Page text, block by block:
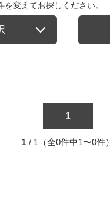
変えてお探しください。
1
1 / 1（全0件中1〜0件）